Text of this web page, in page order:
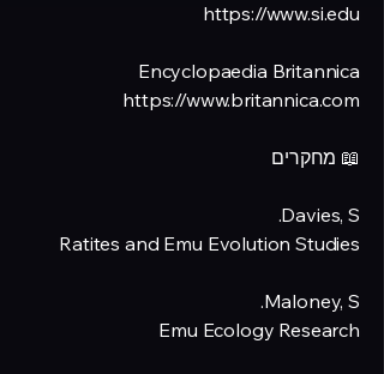
https://www.si.edu
Encyclopaedia Britannica
https://www.britannica.com
📖 מחקרים
Davies, S.
Ratites and Emu Evolution Studies
Maloney, S.
Emu Ecology Research